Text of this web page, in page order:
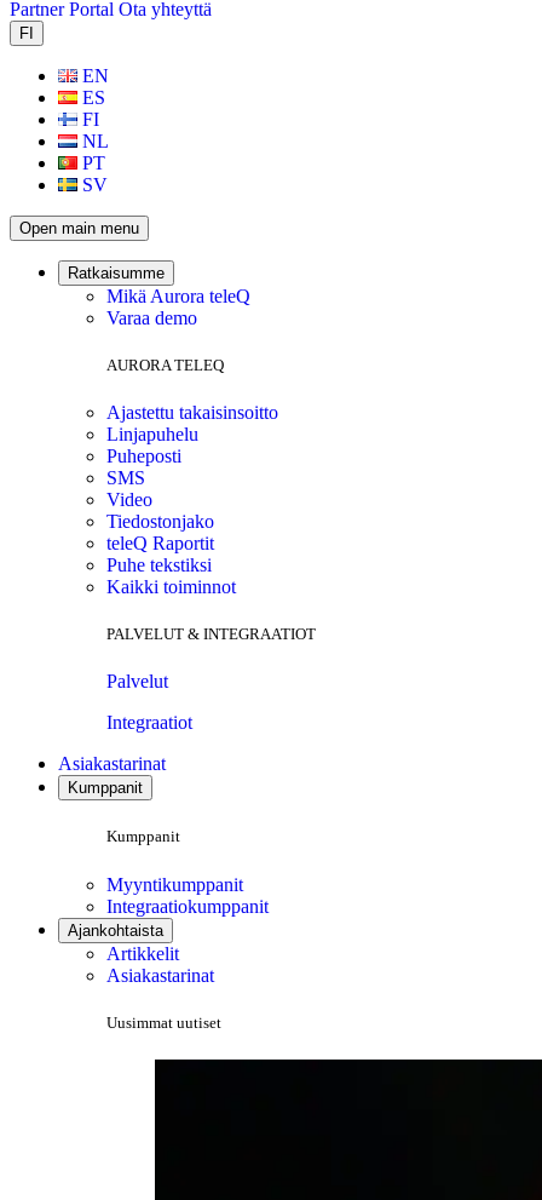
Partner Portal Ota yhteyttä
FI
EN
ES
FI
NL
PT
SV
Open main menu
Ratkaisumme
Mikä Aurora teleQ
Varaa demo
AURORA TELEQ
Ajastettu takaisinsoitto
Linjapuhelu
Puheposti
SMS
Video
Tiedostonjako
teleQ Raportit
Puhe tekstiksi
Kaikki toiminnot
PALVELUT & INTEGRAATIOT
Palvelut
Integraatiot
Asiakastarinat
Kumppanit
Kumppanit
Myyntikumppanit
Integraatiokumppanit
Ajankohtaista
Artikkelit
Asiakastarinat
Uusimmat uutiset